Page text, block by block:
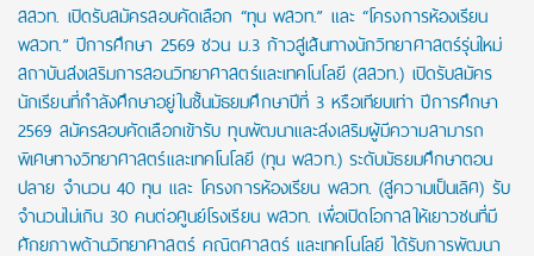
สสวท. เปิดรับสมัครสอบคัดเลือก “ทุน พสวท.” และ “โครงการห้องเรียน
พสวท.” ปีการศึกษา 2569 ชวน ม.3 ก้าวสู่เส้นทางนักวิทยาศาสตร์รุ่นใหม่
สถาบันส่งเสริมการสอนวิทยาศาสตร์และเทคโนโลยี (สสวท.) เปิดรับสมัคร
นักเรียนที่กำลังศึกษาอยู่ในชั้นมัธยมศึกษาปีที่ 3 หรือเทียบเท่า ปีการศึกษา
2569 สมัครสอบคัดเลือกเข้ารับ ทุนพัฒนาและส่งเสริมผู้มีความสามารถ
พิเศษทางวิทยาศาสตร์และเทคโนโลยี (ทุน พสวท.) ระดับมัธยมศึกษาตอน
ปลาย จำนวน 40 ทุน และ โครงการห้องเรียน พสวท. (สู่ความเป็นเลิศ) รับ
จำนวนไม่เกิน 30 คนต่อศูนย์โรงเรียน พสวท. เพื่อเปิดโอกาสให้เยาวชนที่มี
ศักยภาพด้านวิทยาศาสตร์ คณิตศาสตร์ และเทคโนโลยี ได้รับการพัฒนา